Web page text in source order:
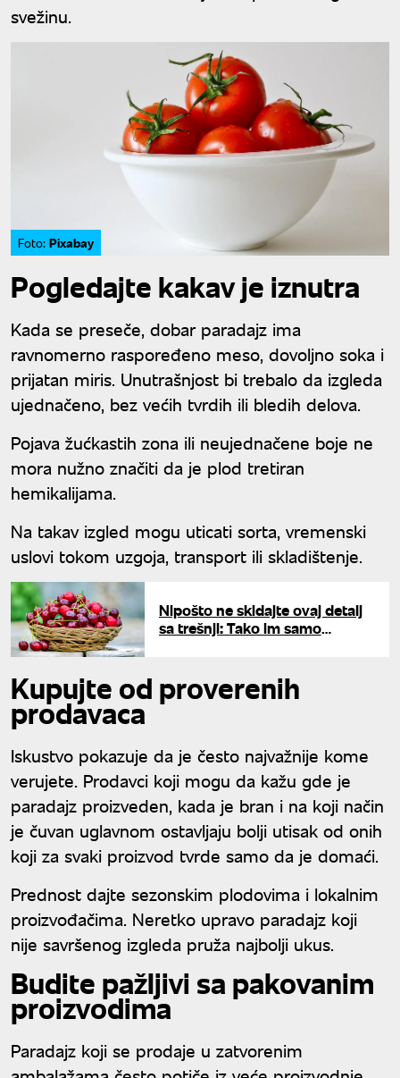
svežinu.
Foto: Pixabay
Pogledajte kakav je iznutra
Kada se preseče, dobar paradajz ima
ravnomerno raspoređeno meso, dovoljno soka i
prijatan miris. Unutrašnjost bi trebalo da izgleda
ujednačeno, bez većih tvrdih ili bledih delova.
Pojava žućkastih zona ili neujednačene boje ne
mora nužno značiti da je plod tretiran
hemikalijama.
Na takav izgled mogu uticati sorta, vremenski
uslovi tokom uzgoja, transport ili skladištenje.
Nipošto ne skidajte ovaj detalj
sa trešnji: Tako im samo
Kupujte od proverenih
prodavaca
Iskustvo pokazuje da je često najvažnije kome
verujete. Prodavci koji mogu da kažu gde je
paradajz proizveden, kada je bran i na koji način
je čuvan uglavnom ostavljaju bolji utisak od onih
koji za svaki proizvod tvrde samo da je domaći.
Prednost dajte sezonskim plodovima i lokalnim
proizvođačima. Neretko upravo paradajz koji
nije savršenog izgleda pruža najbolji ukus.
Budite pažljivi sa pakovanim
proizvodima
Paradajz koji se prodaje u zatvorenim